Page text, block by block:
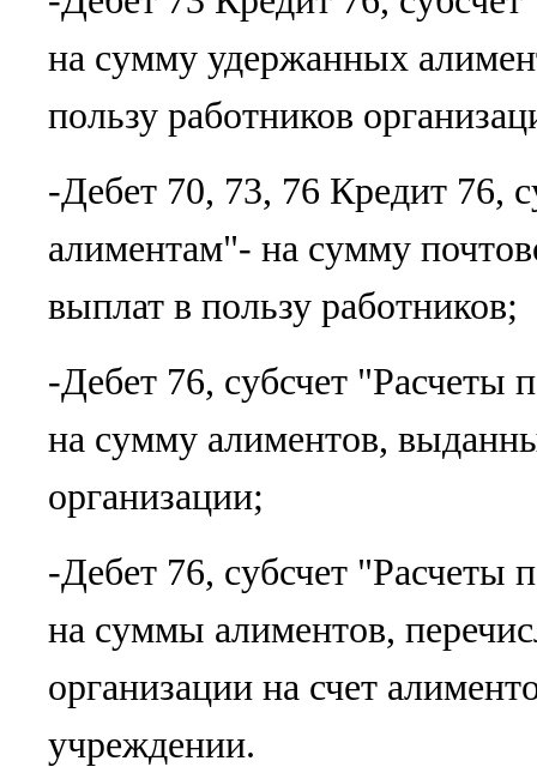
на сумму удержанных
пользу работников
-Дебет 70, 73, 76 Кредит 76,
алиментам"- на сумму
выплат в пользу работников;
-Дебет 76, субсчет "Расчеты
на сумму алиментов,
организации;
-Дебет 76, субсчет "Расчеты
на суммы алиментов,
организации на счет
учреждении.